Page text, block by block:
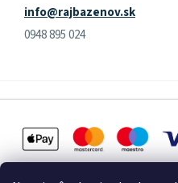
info@rajbazenov.sk
0948 895 024